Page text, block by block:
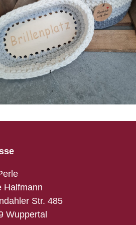
Halfmann
Str. 485
Wuppertal